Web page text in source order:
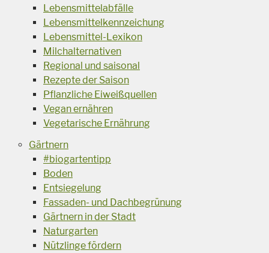
Lebensmittelabfälle
Lebensmittelkennzeichung
Lebensmittel-Lexikon
Milchalternativen
Regional und saisonal
Rezepte der Saison
Pflanzliche Eiweißquellen
Vegan ernähren
Vegetarische Ernährung
Gärtnern
#biogartentipp
Boden
Entsiegelung
Fassaden- und Dachbegrünung
Gärtnern in der Stadt
Naturgarten
Nützlinge fördern